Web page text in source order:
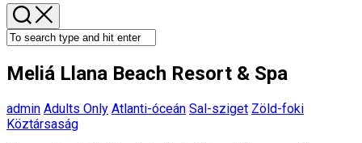
Meliá Llana Beach Resort & Spa
admin Adults Only Atlanti-óceán Sal-sziget Zöld-foki
Köztársaság